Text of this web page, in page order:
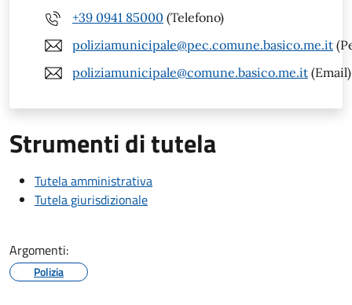
+39 0941 85000 (Telefono)
poliziamunicipale@pec.comune.basico.me.it
poliziamunicipale@comune.basico.me.it (Email)
Strumenti di tutela
Tutela amministrativa
Tutela giurisdizionale
Argomenti:
Polizia